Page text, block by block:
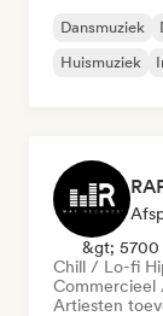
Dansmuziek
Huismuziek
&gt; 5700
Chill / Lo-fi
Commercieel
Artiesten